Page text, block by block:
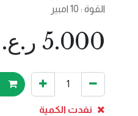
القوة : 10 امبير
5.000 ر.ع.
نفدت الكمية